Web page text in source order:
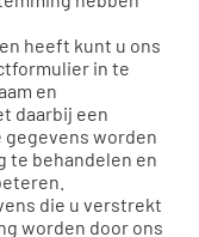
heeft kunt u ons
in te
en
daarbij een
gegevens worden
te behandelen en
die u verstrekt
worden door ons